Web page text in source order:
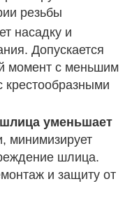
резьбы
насадку и
Допускается
момент с меньшим
уменьшает
минимизирует
шлица.
и защиту от